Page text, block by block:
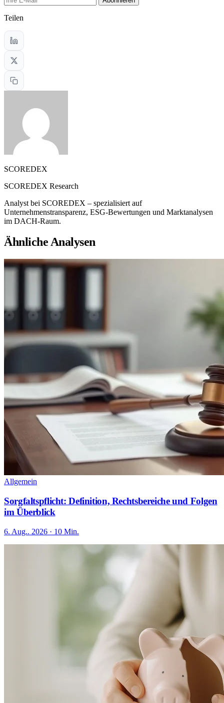
Teilen
SCOREDEX
SCOREDEX Research
Analyst bei SCOREDEX – spezialisiert auf
Unternehmenstransparenz, ESG-Bewertungen und Marktanalysen
im DACH-Raum.
Ähnliche Analysen
Allgemein
Sorgfaltspflicht: Definition, Rechtsbereiche und Folgen
im Überblick
6. Aug.. 2026 · 10 Min.